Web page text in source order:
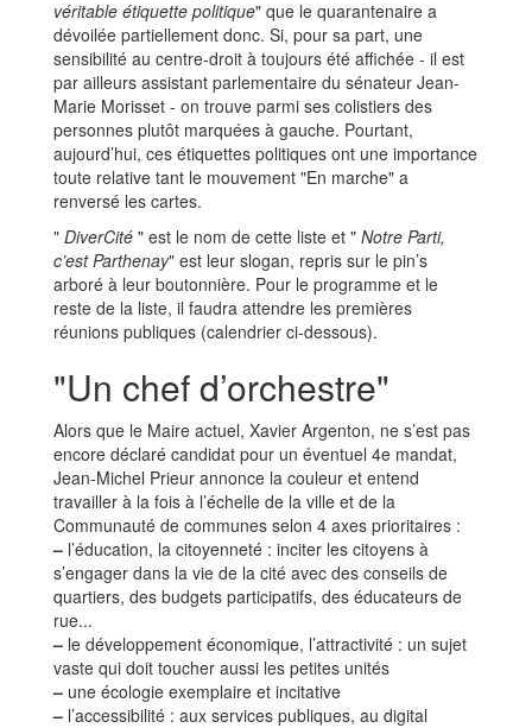
véritable étiquette politique" que le quarantenaire a
dévoilée partiellement donc. Si, pour sa part, une
sensibilité au centre-droit à toujours été affichée - il est
par ailleurs assistant parlementaire du sénateur Jean-
Marie Morisset - on trouve parmi ses colistiers des
personnes plutôt marquées à gauche. Pourtant,
aujourd’hui, ces étiquettes politiques ont une importance
toute relative tant le mouvement "En marche" a
renversé les cartes.
" DiverCité " est le nom de cette liste et " Notre Parti,
c’est Parthenay" est leur slogan, repris sur le pin’s
arboré à leur boutonnière. Pour le programme et le
reste de la liste, il faudra attendre les premières
réunions publiques (calendrier ci-dessous).
"Un chef d’orchestre"
Alors que le Maire actuel, Xavier Argenton, ne s’est pas
encore déclaré candidat pour un éventuel 4e mandat,
Jean-Michel Prieur annonce la couleur et entend
travailler à la fois à l’échelle de la ville et de la
Communauté de communes selon 4 axes prioritaires :
– l’éducation, la citoyenneté : inciter les citoyens à
s’engager dans la vie de la cité avec des conseils de
quartiers, des budgets participatifs, des éducateurs de
rue...
– le développement économique, l’attractivité : un sujet
vaste qui doit toucher aussi les petites unités
– une écologie exemplaire et incitative
– l’accessibilité : aux services publiques, au digital